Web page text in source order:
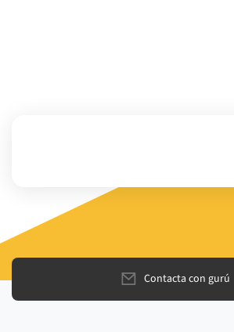
Contacta con gurú